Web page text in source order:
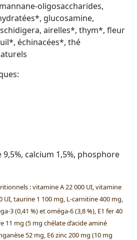
oligosaccharides,
glucosamine,
airelles*, thym*, fleur
échinacées*, thé
calcium 1,5%, phosphore
: vitamine A 22 000 UI, vitamine
UI, taurine 1 100 mg, L-carnitine 400 mg,
3 (0,41 %) et oméga-6 (3,8 %), E1 fer 40
11 mg (5 mg chélate d’acide aminé
52 mg, E6 zinc 200 mg (10 mg